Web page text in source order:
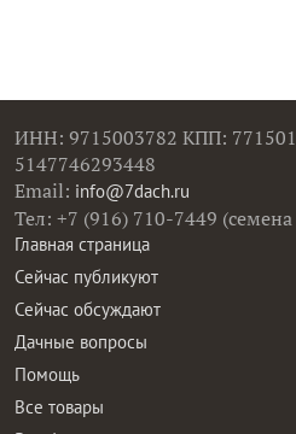
ИНН: 9715003782 КПП:
5147746293448
Email: info@7dach.ru
Тел: +7 (916) 710-7449
Главная страница
Сейчас публикуют
Сейчас обсуждают
Дачные вопросы
Помощь
Все товары